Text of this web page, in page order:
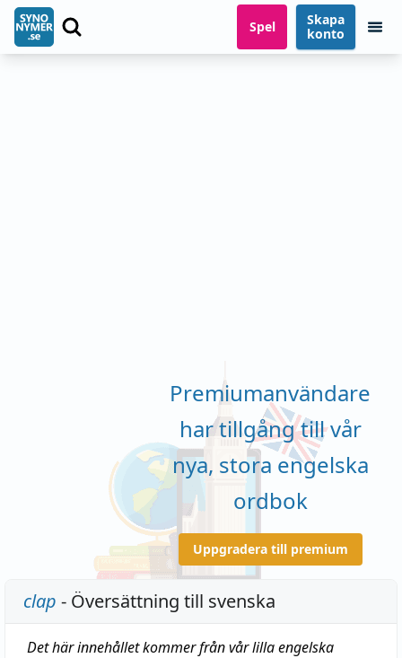
Spel
Skapa
konto
Premiumanvändare
har tillgång till vår
nya, stora engelska
ordbok
Uppgradera till premium
clap - Översättning till svenska
Det här innehållet kommer från vår lilla engelska